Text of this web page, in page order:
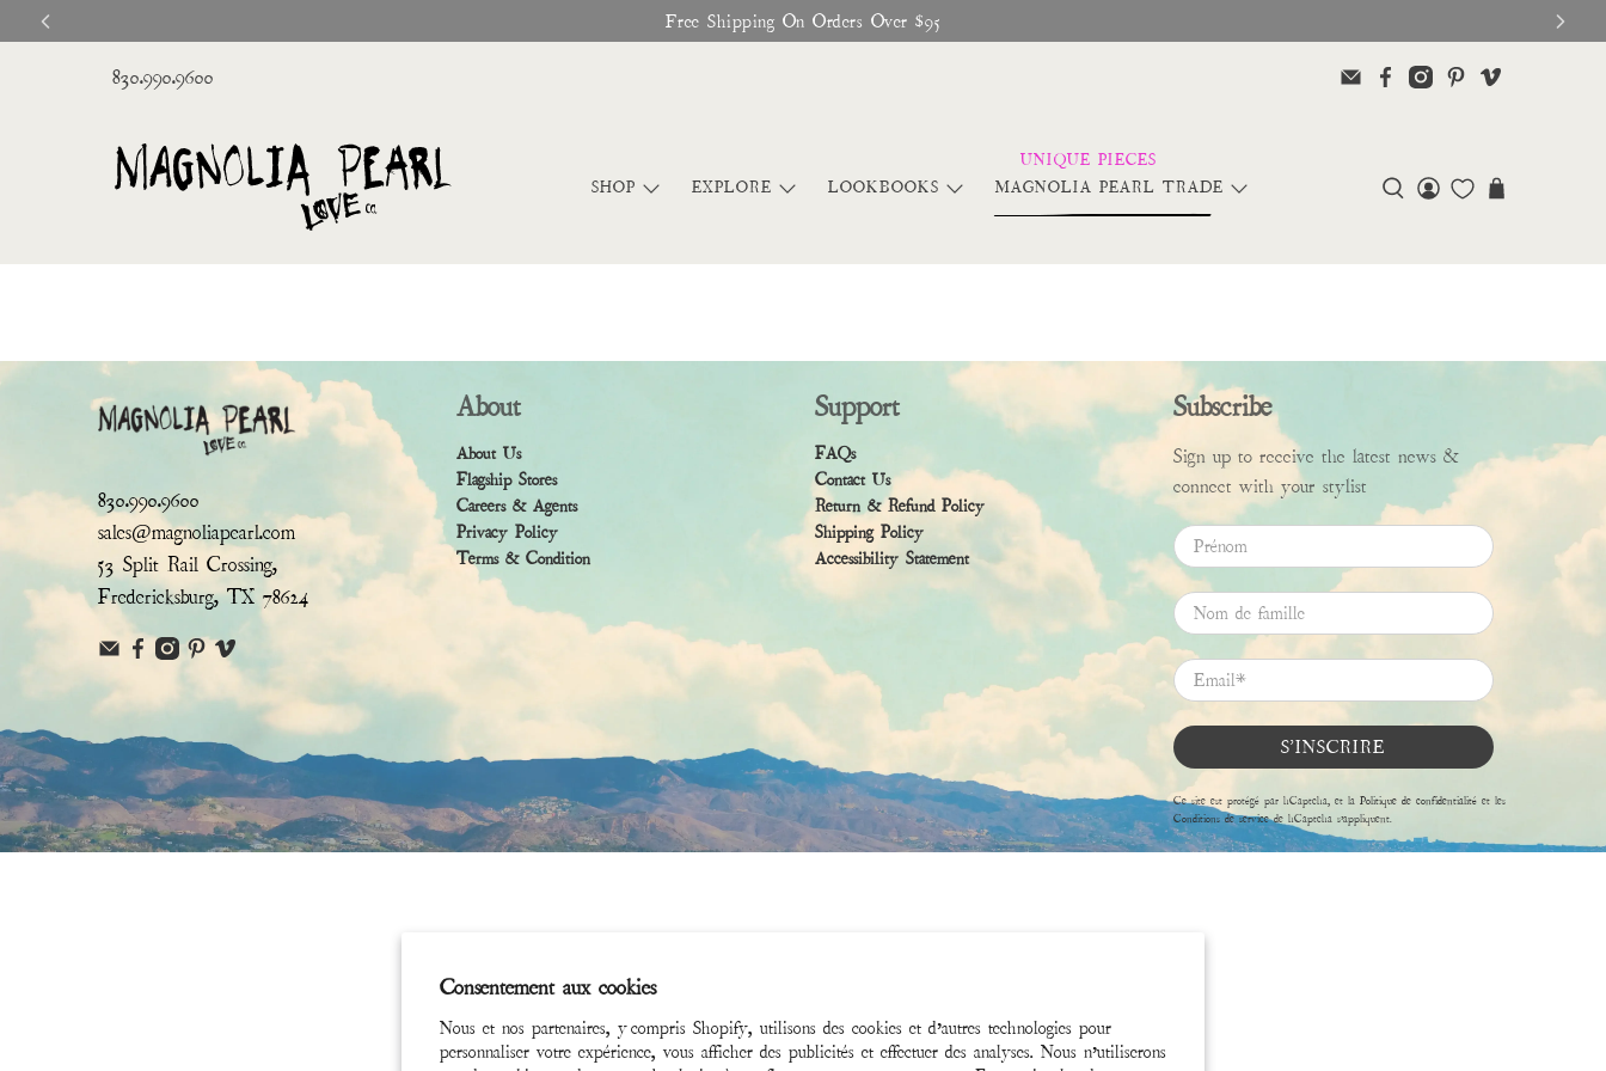
Consentement aux cookies
Nous et nos partenaires, y compris Shopify, utilisons des cookies et d’autres technologies pour
personnaliser votre expérience, vous afficher des publicités et effectuer des analyses. Nous n’utiliserons
Over $95 Glitter Saints
830.990.9600
SHOP EXPLORE LOOKBOOKS MAGNOLIA PEARL TRADE
830.990.9600
sales@magnoliapearl.com
53 Split Rail Crossing,
Fredericksburg, TX 78624
About
About Us
Flagship Stores
Careers & Agents
Privacy Policy
Terms & Condition
Support
FAQs
Contact Us
Return & Refund Policy
Shipping Policy
Accessibility Statement
Subscribe
Sign up to receive the latest news &
connect with your stylist
Prénom
Nom de famille
Email*
S'INSCRIRE
Ce site est protégé par hCaptcha, et la Politique de confidentialité et les
Conditions de servicede hCaptcha s’appliquent.